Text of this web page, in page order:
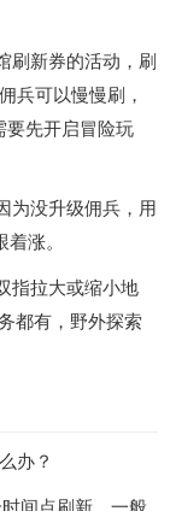
刷新券的活动，刷
兵可以慢慢刷，
要先开启冒险玩
为没升级佣兵，用
涨。
指拉大或缩小地
都有，野外探索
办？
间点刷新，一般